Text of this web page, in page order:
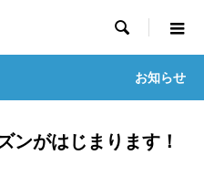

お知らせ
ンがはじまります！